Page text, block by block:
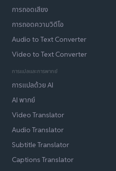
การถอดเสียง
การถอดความวิดีโอ
Audio to Text Converter
Video to Text Converter
การแปลและการพากย์
การแปลด้วย AI
AI พากย์
Video Translator
Audio Translator
Subtitle Translator
Captions Translator